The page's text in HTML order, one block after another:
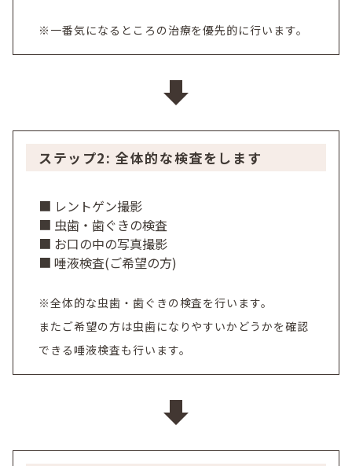
※一番気になるところの治療を優先的に行います。
ステップ2: 全体的な検査をします
■ レントゲン撮影
■ 虫歯・歯ぐきの検査
■ お口の中の写真撮影
■ 唾液検査(ご希望の方)
※全体的な虫歯・歯ぐきの検査を行います。
またご希望の方は虫歯になりやすいかどうかを確認
できる唾液検査も行います。